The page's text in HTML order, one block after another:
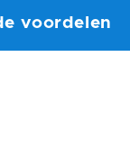
voordelen